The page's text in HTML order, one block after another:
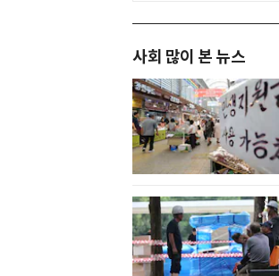
사회 많이 본 뉴스